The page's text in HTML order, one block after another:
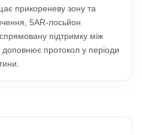
прикореневу зону та
5AR-лосьйон
підтримку між
протокол у періоди